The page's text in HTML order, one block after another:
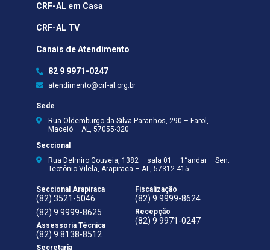
CRF-AL em Casa
CRF-AL TV
Canais de Atendimento
82 9 9971-0247
atendimento@crf-al.org.br
Sede
Rua Oldemburgo da Silva Paranhos, 290 – Farol,
Maceió – AL, 57055-320
Seccional
Rua Delmiro Gouveia, 1382 – sala 01 – 1°andar – Sen.
Teotônio Vilela, Arapiraca – AL, 57312-415
Seccional Arapiraca
(82) 3521-5046
(82) 9 9999-8625
Assessoria Técnica
(82) 9 8138-8512
Secretaria
Fiscalização
(82) 9 9999-8624
Recepção
(82) 9 9971-0247